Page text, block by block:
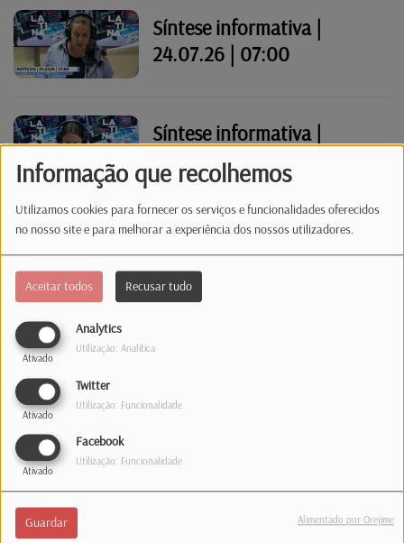
Informação que recolhemos
Utilizamos cookies para fornecer os serviços e funcionalidades oferecidos
no nosso site e para melhorar a experiência dos nossos utilizadores.
Aceitar todos Recusar tudo
Analytics
Ativado
Utilização: Analítica
Twitter
Ativado
Utilização: Funcionalidade
Facebook
Ativado
Utilização: Funcionalidade
Guardar Alimentado por Orejime
Síntese informativa |
24.07.26 | 07:00
Síntese informativa |
23.07.26 | 12:00
Não Há 1 Sem 2 - "Que
envolvem sorte"
Síntese informativa |
Síntese informativa |